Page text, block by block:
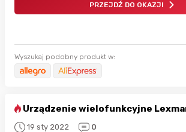
PRZEJDŹ DO OKAZJI
Wyszukaj podobny produkt w:
Urządzenie wielofunkcyjne
19 sty 2022 0